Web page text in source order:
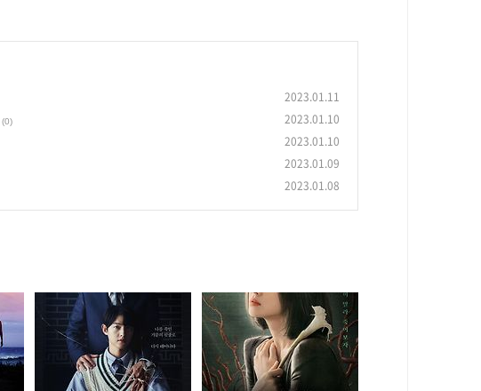
2023.01.11
(0) 2023.01.10
2023.01.10
2023.01.09
2023.01.08